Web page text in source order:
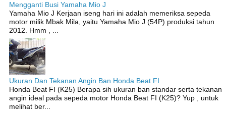
Mengganti Busi Yamaha Mio J
Yamaha Mio J Kerjaan iseng hari ini adalah memeriksa sepeda
motor milik Mbak Mila, yaitu Yamaha Mio J (54P) produksi tahun
2012. Hmm , ...
Ukuran Dan Tekanan Angin Ban Honda Beat FI
Honda Beat FI (K25) Berapa sih ukuran ban standar serta tekanan
angin ideal pada sepeda motor Honda Beat FI (K25)? Yup , untuk
melihat ber...